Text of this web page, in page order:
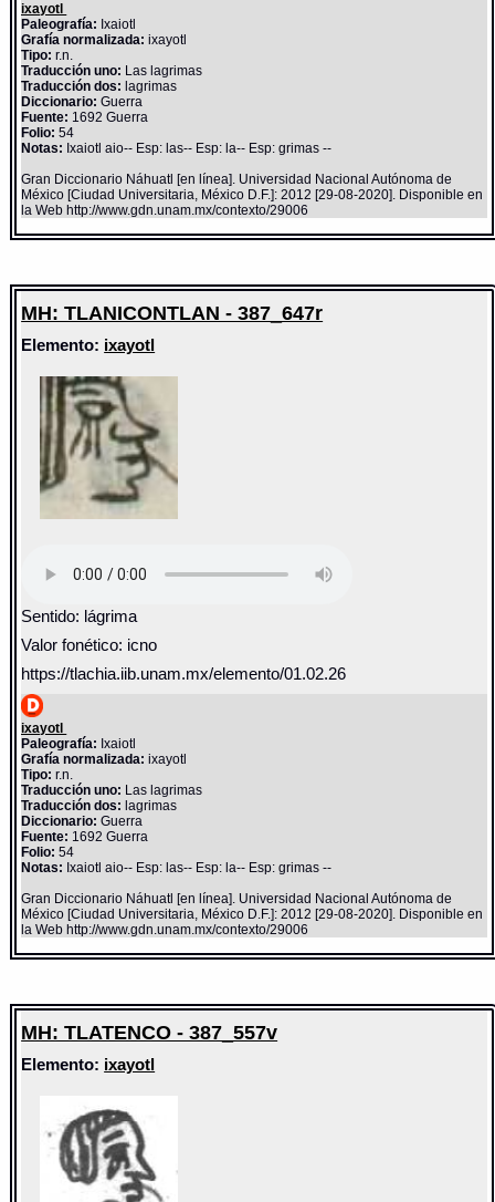
ixayotl
Paleografía: Ixaiotl
Grafía normalizada: ixayotl
Tipo: r.n.
Traducción uno: Las lagrimas
Traducción dos: lagrimas
Diccionario:Guerra
Fuente: 1692 Guerra
Folio: 54
Notas: Ixaiotl aio-- Esp: las-- Esp: la-- Esp: grimas --
Gran Diccionario Náhuatl [en línea]. Universidad Nacional Autónoma de
México [Ciudad Universitaria, México D.F.]: 2012 [29-08-2020]. Disponible en
la Web http://www.gdn.unam.mx/contexto/29006
MH: TLANICONTLAN - 387_647r
Elemento: ixayotl
Sentido: lágrima
Valor fonético: icno
https://tlachia.iib.unam.mx/elemento/01.02.26
ixayotl
Paleografía: Ixaiotl
Grafía normalizada: ixayotl
Tipo: r.n.
Traducción uno: Las lagrimas
Traducción dos: lagrimas
Diccionario:Guerra
Fuente: 1692 Guerra
Folio: 54
Notas: Ixaiotl aio-- Esp: las-- Esp: la-- Esp: grimas --
Gran Diccionario Náhuatl [en línea]. Universidad Nacional Autónoma de
México [Ciudad Universitaria, México D.F.]: 2012 [29-08-2020]. Disponible en
la Web http://www.gdn.unam.mx/contexto/29006
MH: TLATENCO - 387_557v
Elemento: ixayotl